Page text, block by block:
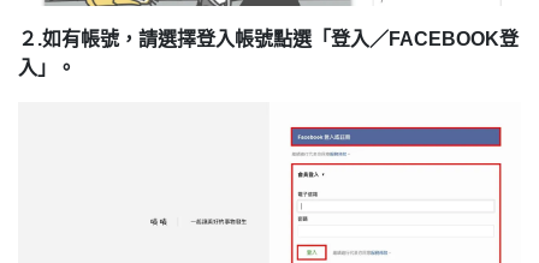
２.如有帳號，請選擇登入帳號點選「登入／FACEBOOK登
入」。